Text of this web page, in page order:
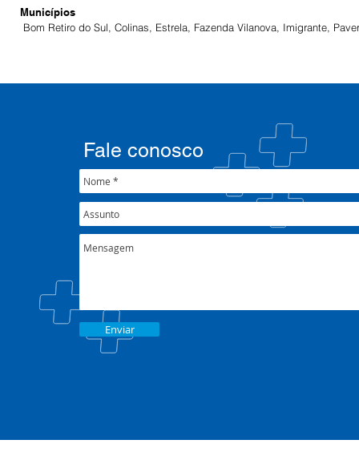
Municípios
Bom Retiro do Sul, Colinas, Estrela, Fazenda Vilanova, Imigrante,
Enviar
Fale conosco